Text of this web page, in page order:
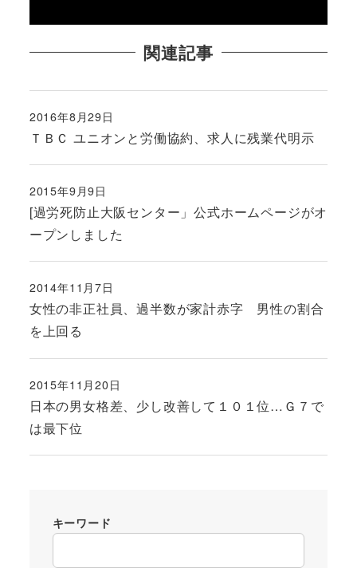
関連記事
ＴＢＣ ユニオンと労働協約、求人に残業代明示
投稿日
2016年8月29日
[過労死防止大阪センター」公式ホームページがオ
ープンしました
投稿日
2015年9月9日
女性の非正社員、過半数が家計赤字 男性の割合
を上回る
投稿日
2014年11月7日
日本の男女格差、少し改善して１０１位…Ｇ７で
は最下位
投稿日
2015年11月20日
キーワード